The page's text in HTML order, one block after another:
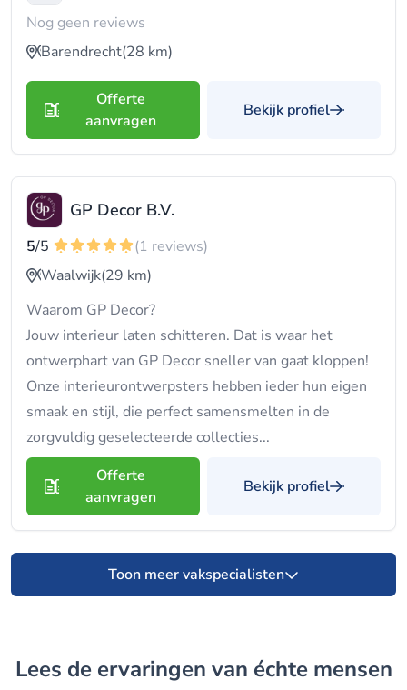
Nog geen reviews
Barendrecht(28 km)
Offerte
aanvragen
Bekijk profiel
GP Decor B.V.
5/5
(1 reviews)
Waalwijk(29 km)
Waarom GP Decor?
Jouw interieur laten schitteren. Dat is waar het
ontwerphart van GP Decor sneller van gaat kloppen!
Onze interieurontwerpsters hebben ieder hun eigen
smaak en stijl, die perfect samensmelten in de
zorgvuldig geselecteerde collecties...
Offerte
aanvragen
Bekijk profiel
Toon meer vakspecialisten
Lees de ervaringen van échte mensen